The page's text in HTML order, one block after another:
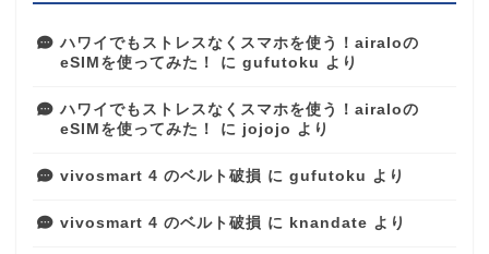
ハワイでもストレスなくスマホを使う！airaloの
eSIMを使ってみた！
に gufutoku より
ハワイでもストレスなくスマホを使う！airaloの
eSIMを使ってみた！
に jojojo より
vivosmart 4 のベルト破損 に gufutoku より
vivosmart 4 のベルト破損 に knandate より